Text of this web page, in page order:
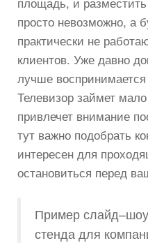
просто невозможно, а
практически не
клиентов. Уже давно
лучше
Телевизор займет
привлечет внимание
тут важно подобрать
интересен для
остановиться перед
Пример
стенда для